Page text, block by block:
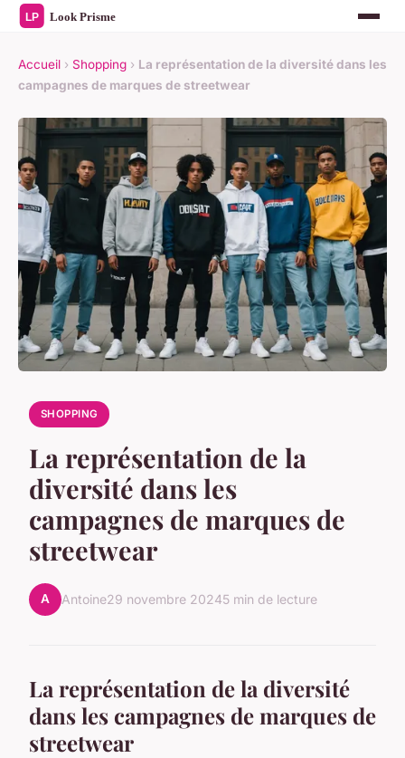
Accueil › Shopping › La représentation de la diversité dans les
campagnes de marques de streetwear
SHOPPING
La représentation de la
diversité dans les
campagnes de marques de
streetwear
A Antoine29 novembre 20245 min de lecture
La représentation de la diversité
dans les campagnes de marques de
streetwear